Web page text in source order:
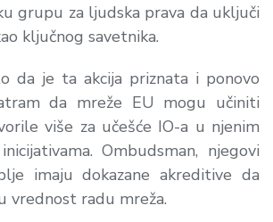
grupu za ljudska prava da uključi
ključnog savetnika.
da je ta akcija priznata i ponovo
da mreže EU mogu učiniti
više za učešće IO-a u njenim
Ombudsman, njegovi
imaju dokazane akreditive da
vrednost radu mreža.